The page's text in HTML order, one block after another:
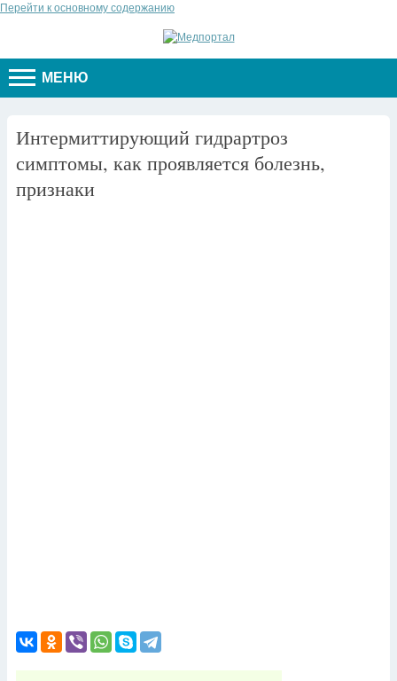
Перейти к основному содержанию
МЕНЮ
Интермиттирующий гидрартроз
симптомы, как проявляется болезнь,
признаки